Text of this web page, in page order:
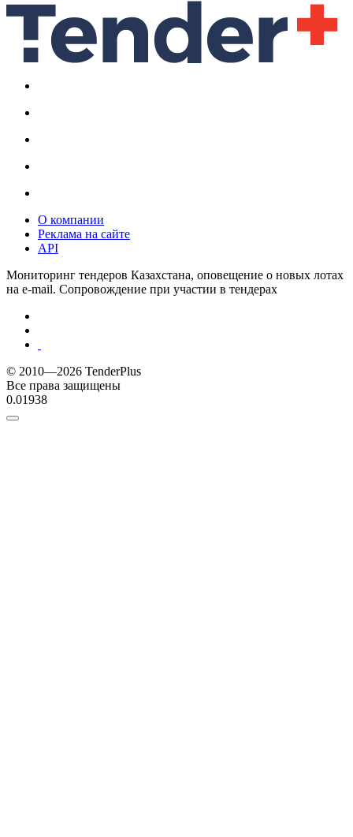
О компании
Реклама на сайте
API
Мониторинг тендеров Казахстана, оповещение о новых лотах
на e-mail. Сопровождение при участии в тендерах
© 2010—2026 TenderPlus
Все права защищены
0.01938